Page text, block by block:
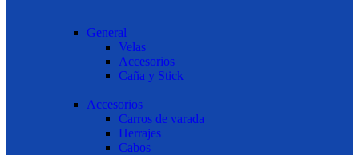
General
Velas
Accesorios
Caña y Stick
Accesorios
Carros de varada
Herrajes
Cabos